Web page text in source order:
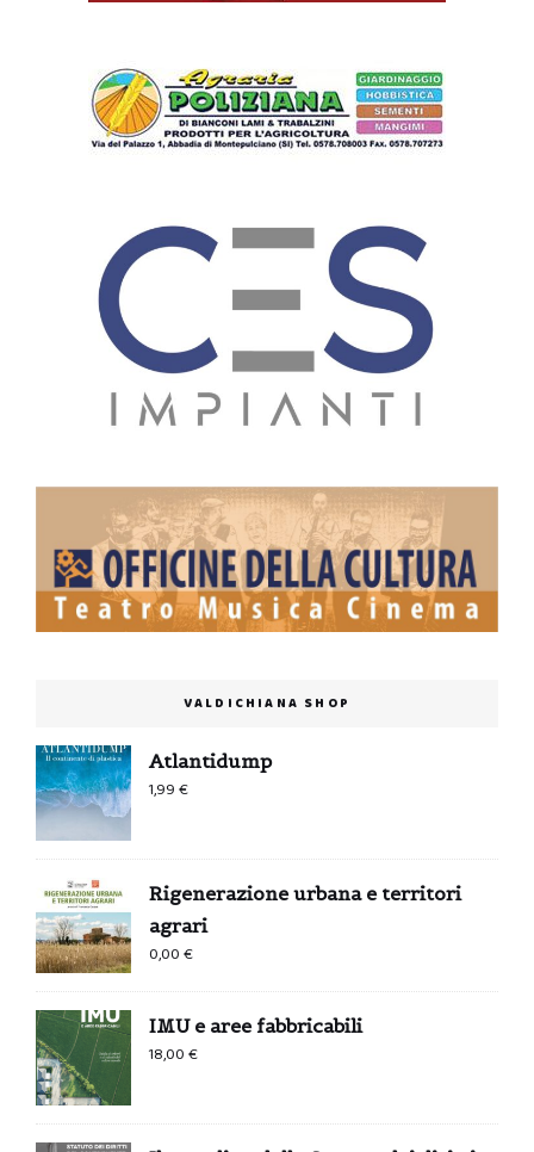
VALDICHIANA SHOP
Atlantidump
1,99€
Rigenerazione urbana e territori
agrari
0,00€
IMU e aree fabbricabili
18,00€